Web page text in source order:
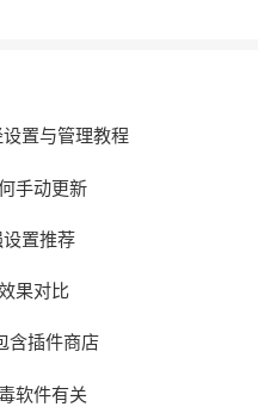
置与管理教程
手动更新
置推荐
果对比
含插件商店
软件有关